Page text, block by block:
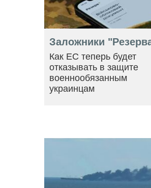
Заложники
Как ЕС теперь будет
отказывать в защите
военнообязанным
украинцам